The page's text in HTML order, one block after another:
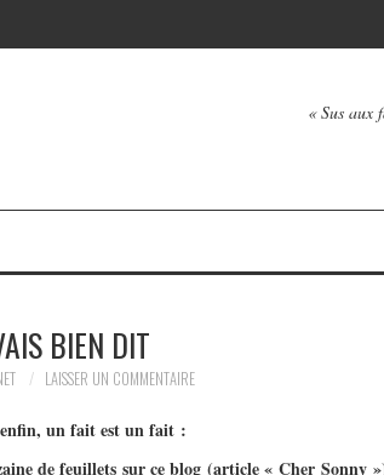
« Sus aux
BIEN DIT
LAISSER UN COMMENTAIRE
un fait est un fait :
de feuillets sur ce blog (article « Cher Sonny